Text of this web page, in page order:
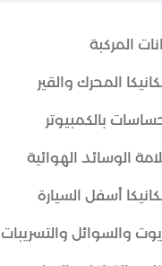
المركبة
المحرك والقير
بالكمبيوتر
الوسائد الهوائية
أسفل السيارة
والسوائل والتسريبات